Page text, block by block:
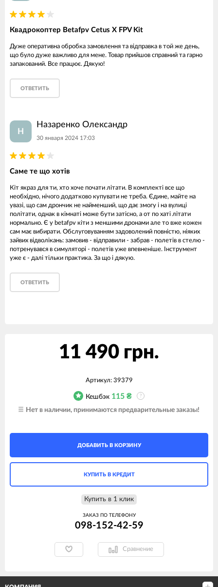
Квадрокоптер Betafpv Cetus X FPV Kit
Дуже оперативна обробка замовлення та відправка в той же день,
що було дуже важливо для мене. Товар прийшов справний та гарно
запакований. Все працює. Дякую!
ОТВЕТИТЬ
Н
Назаренко Олександр
30 января 2024 17:03
Саме те що хотів
Кіт якраз для ти, хто хоче почати літати. В комплекті все що
необхідно, нічого додатково купувати не треба. Єдине, майте на
увазі, що сам дрончик не найменший, що дає змогу і на вулиці
політати, однак в кімнаті може бути затісно, а от по хаті літати
нормально. Є у betafpv кіти з меншими дронами але то вже кожен
сам має вибирати. Обслуговуванням задоволений повністю, ніяких
зайвих відволікань: замовив - відправили - забрав - полетів в стелю -
потренувався в симуляторі - полетів уже впевненіше. Інструмент
уже є - далі тільки практика. За що і дякую.
ОТВЕТИТЬ
11 490 грн.
Артикул: 39379
Кешбэк 115 ₴ ?
Нет в наличии, принимаются предварительные заказы!
ДОБАВИТЬ В КОРЗИНУ
КУПИТЬ В КРЕДИТ
Купить в 1 клик
ЗАКАЗ ПО ТЕЛЕФОНУ
098-152-42-59
Сравнение